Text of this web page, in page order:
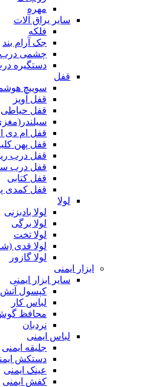
مهره
سایر یراق آلات
فلکه
جک آرام بند
چشمی درب
دستگیره
قفل
سوییچ
قفل آویز
قفل حیاطی
قفل ام دی
قفل پهن
قفل درب
قفل درب
قفل کتابی
قفل کمدی
لولا
لولا بادبزنی
لولا برگی
لولا تخت
لولا قدی
لولا گازور
ابزار ایمنی
سایر ابزار ایمنی
کپسول آتش
لباس کار
محافظ
نردبان
لباس ایمنی
جلیقه ایمنی
دستکش
عینک ایمنی
کفش ایمنی